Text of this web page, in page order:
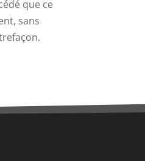
que ce
sans